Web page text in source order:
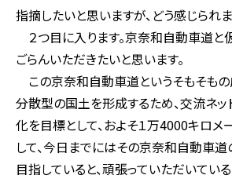
指摘したいと思いますが、どう感じられ
２つ目に入ります。京奈和自動車道と
ごらんいただきたいと思います。
この京奈和自動車道というそもそも
分散型の国土を形成するため、交流ネ
化を目標として、およそ１万4000キロ
して、今日までにはその京奈和自動車
目指していると、頑張っていただいてい